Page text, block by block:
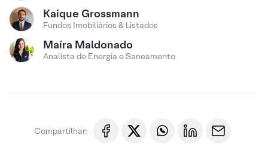
Kaique Grossmann
Fundos Imobiliários & Listados
Maíra Maldonado
Analista de Energia e Saneamento
Compartilhar: